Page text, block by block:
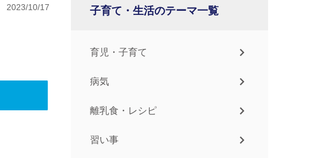
2023/10/17 子育て・生活のテーマ一覧
育児・子育て
病気
離乳食・レシピ
習い事